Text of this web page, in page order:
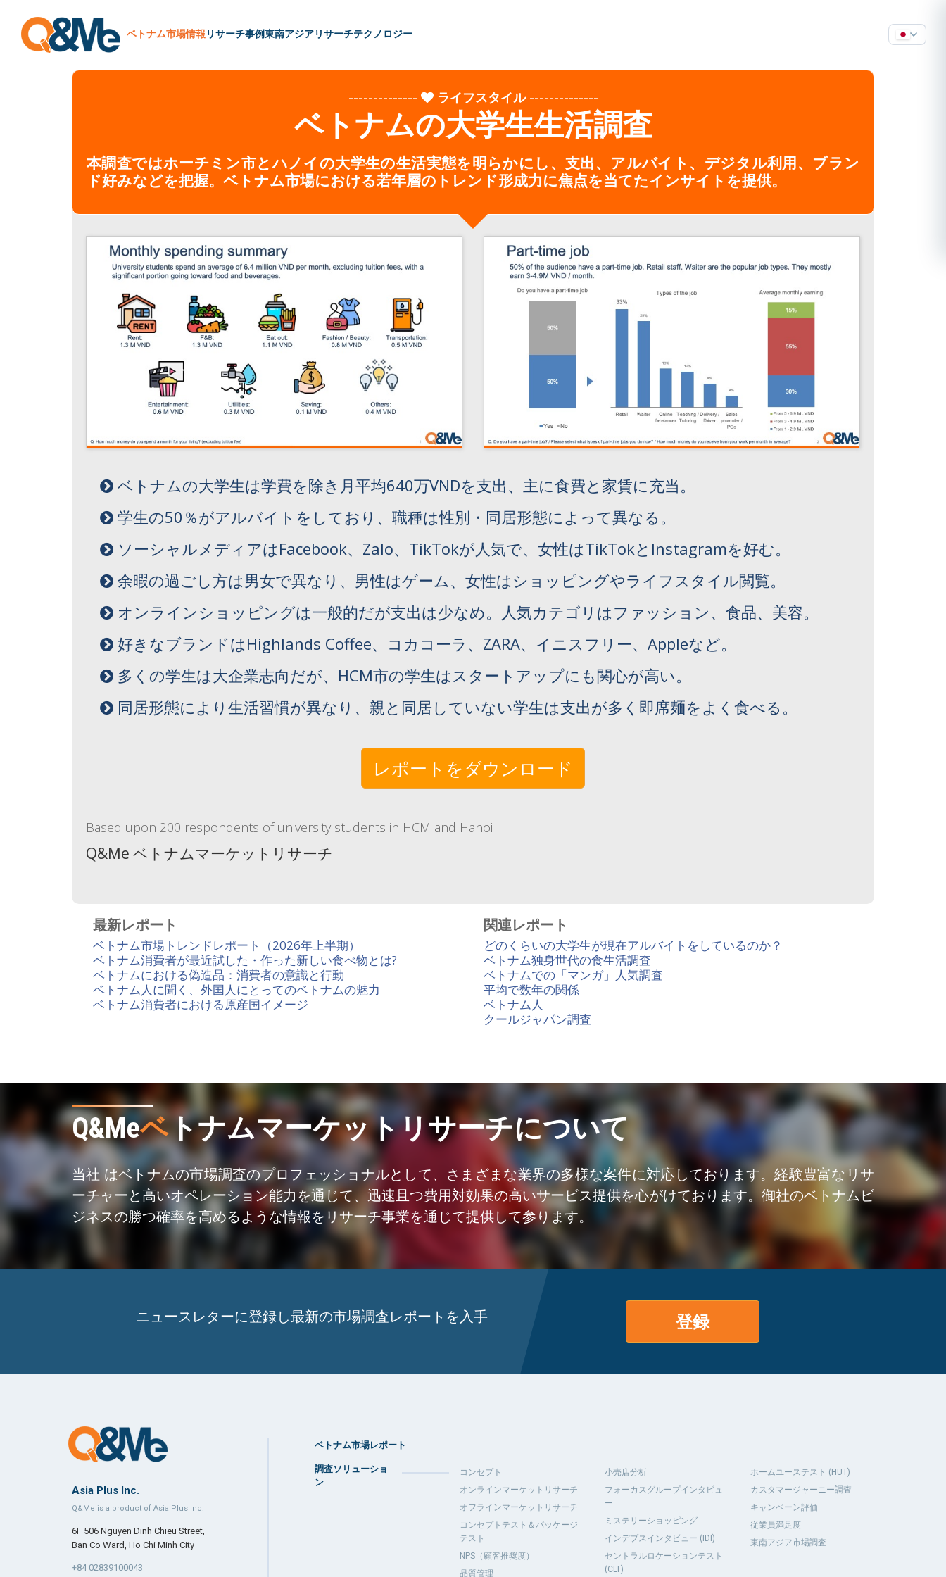
ベトナム市場情報 リサーチ事例東南アジアリサーチテクノロジー
-------------- ライフスタイル--------------
ベトナムの大学生生活調査
本調査ではホーチミン市とハノイの大学生の生活実態を明らかにし、支出、アルバイト、デジタル利用、ブラン
ド好みなどを把握。ベトナム市場における若年層のトレンド形成力に焦点を当てたインサイトを提供。
ベトナムの大学生は学費を除き月平均640万VNDを支出、主に食費と家賃に充当。
学生の50％がアルバイトをしており、職種は性別・同居形態によって異なる。
ソーシャルメディアはFacebook、Zalo、TikTokが人気で、女性はTikTokとInstagramを好む。
余暇の過ごし方は男女で異なり、男性はゲーム、女性はショッピングやライフスタイル閲覧。
オンラインショッピングは一般的だが支出は少なめ。人気カテゴリはファッション、食品、美容。
好きなブランドはHighlands Coffee、コカコーラ、ZARA、イニスフリー、Appleなど。
多くの学生は大企業志向だが、HCM市の学生はスタートアップにも関心が高い。
同居形態により生活習慣が異なり、親と同居していない学生は支出が多く即席麺をよく食べる。
レポートをダウンロード
Based upon 200 respondents of university students in HCM and Hanoi
Q&Me ベトナムマーケットリサーチ
最新レポート
ベトナム市場トレンドレポート（2026年上半期）
ベトナム消費者が最近試した・作った新しい食べ物とは?
ベトナムにおける偽造品：消費者の意識と行動
ベトナム人に聞く、外国人にとってのベトナムの魅力
ベトナム消費者における原産国イメージ
関連レポート
どのくらいの大学生が現在アルバイトをしているのか？
ベトナム独身世代の食生活調査
ベトナムでの「マンガ」人気調査
平均で数年の関係
ベトナム人
クールジャパン調査
Q&Meベトナムマーケットリサーチについて
当社 はベトナムの市場調査のプロフェッショナルとして、さまざまな業界の多様な案件に対応しております。経験豊富なリサ
ーチャーと高いオペレーション能力を通じて、迅速且つ費用対効果の高いサービス提供を心がけております。御社のベトナムビ
ジネスの勝つ確率を高めるような情報をリサーチ事業を通じて提供して参ります。
ニュースレターに登録し最新の市場調査レポートを入手 登録
Asia Plus Inc.
Q&Me is a product of Asia Plus Inc.
6F 506 Nguyen Dinh Chieu Street,
Ban Co Ward, Ho Chi Minh City
+84 02839100043
ベトナム市場レポート
調査ソリューショ
ン
コンセプト
オンラインマーケットリサーチ
オフラインマーケットリサーチ
コンセプトテスト＆パッケージ
テスト
NPS（顧客推奨度）
品質管理
小売店分析
フォーカスグループインタビュ
ー
ミステリーショッピング
インデプスインタビュー (IDI)
セントラルロケーションテスト
(CLT)
ホームユーステスト (HUT)
カスタマージャーニー調査
キャンペーン評価
従業員満足度
東南アジア市場調査